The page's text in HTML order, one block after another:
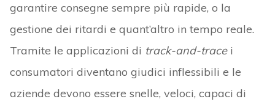
garantire consegne sempre più rapide, o la
gestione dei ritardi e quant’altro in tempo reale.
Tramite le applicazioni di track-and-tracei
consumatori diventano giudici inflessibili e le
aziende devono essere snelle, veloci, capaci di